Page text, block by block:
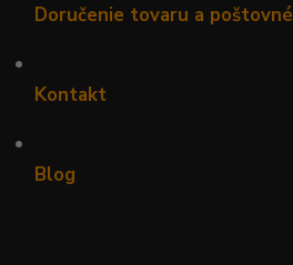
Doručenie tovaru a poštovné
•
Kontakt
•
Blog